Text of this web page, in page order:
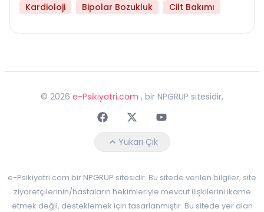
Kardioloji
Bipolar Bozukluk Cilt Bakımı
© 2026 e-Psikiyatri.com , bir NPGRUP sitesidir,
FaceebokTwitterYoutube
Yukarı Çık
e-Psikiyatri.com bir NPGRUP sitesidir. Bu sitede verilen bilgiler, site
ziyaretçilerinin/hastaların hekimleriyle mevcut ilişkilerini ikame
etmek değil, desteklemek için tasarlanmıştır. Bu sitede yer alan